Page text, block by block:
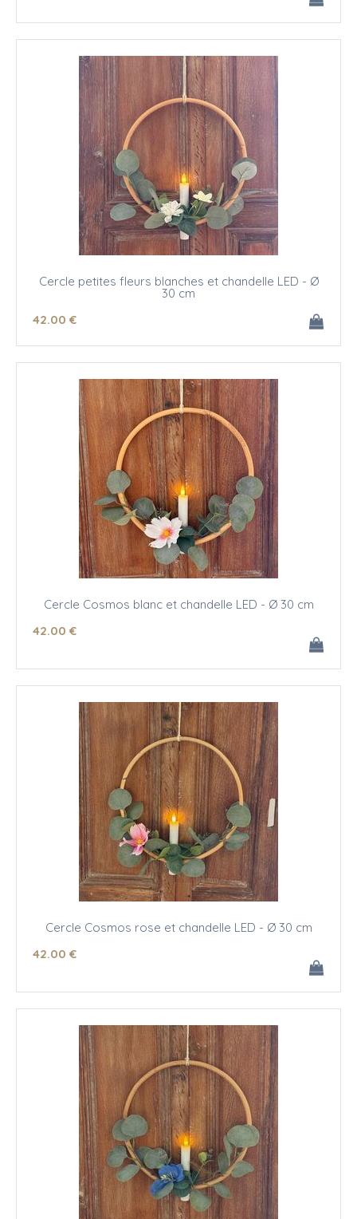
Cercle petites fleurs blanches et chandelle LED - Ø
30 cm
42.00 €
Cercle Cosmos blanc et chandelle LED - Ø 30 cm
42.00 €
Cercle Cosmos rose et chandelle LED - Ø 30 cm
42.00 €